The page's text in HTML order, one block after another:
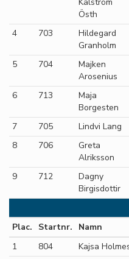
Östh
4 703
Hildegard
Granholm
5 704
Majken
Arosenius
6 713
Maja
Borgesten
7 705 Lindvi Lang
8
706
Greta
Alriksson
9 712
Dagny
Birgisdottir
Plac.
Startnr. Namn
1
804 Kajsa